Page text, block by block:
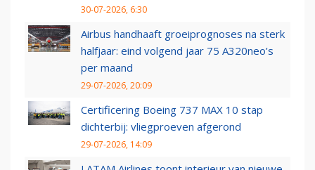
30-07-2026, 6:30
Airbus handhaaft groeiprognoses na sterk
halfjaar: eind volgend jaar 75 A320neo’s
per maand
29-07-2026, 20:09
Certificering Boeing 737 MAX 10 stap
dichterbij: vliegproeven afgerond
29-07-2026, 14:09